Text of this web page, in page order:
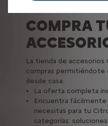
COMPRA
La tienda de
compras permitiéndote
desde casa.
La oferta completa
Encuentra
necesitas para tu
categorías: